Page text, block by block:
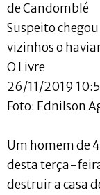
de Candomblé
Suspeito
vizinhos o
O Livre
26/11/2019
Foto: Ednilson
Um homem de
desta terça-
destruir a casa